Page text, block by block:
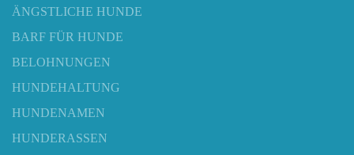
ÄNGSTLICHE HUNDE
BARF FÜR HUNDE
BELOHNUNGEN
HUNDEHALTUNG
HUNDENAMEN
HUNDERASSEN